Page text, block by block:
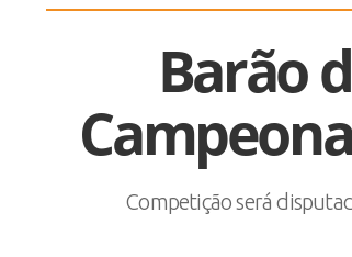
Barão
Competição será